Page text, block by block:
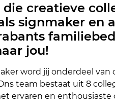
die creatieve
signmaker en
jou!
word jij onderdeel
team bestaat uit 8
ervaren en enthousiaste